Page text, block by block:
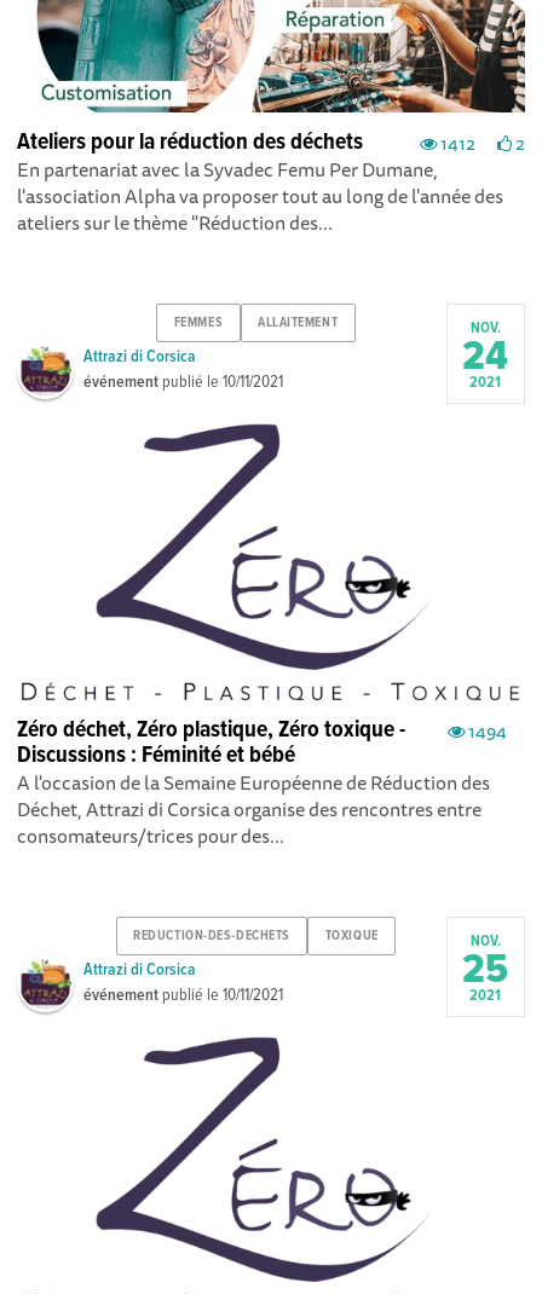
1412 2
Ateliers pour la réduction des déchets
En partenariat avec la Syvadec Femu Per Dumane,
l'association Alpha va proposer tout au long de l'année des
ateliers sur le thème "Réduction des...
FEMMES ALLAITEMENT
Attrazi di Corsica
événement publié le10/11/2021
NOV.
24
2021
1494
Zéro déchet, Zéro plastique, Zéro toxique -
Discussions : Féminité et bébé
A l'occasion de la Semaine Européenne de Réduction des
Déchet, Attrazi di Corsica organise des rencontres entre
consomateurs/trices pour des...
REDUCTION-DES-DECHETS TOXIQUE
Attrazi di Corsica
événement publié le10/11/2021
NOV.
25
2021